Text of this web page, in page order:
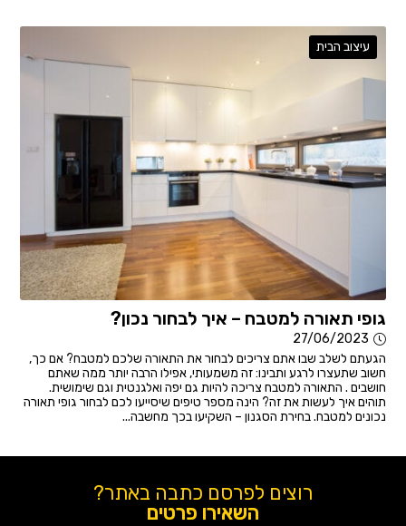
עיצוב הבית
גופי תאורה למטבח – איך לבחור נכון?
27/06/2023
הגעתם לשלב שבו אתם צריכים לבחור את התאורה שלכם למטבח? אם כך,
חשוב שתעצרו לרגע ותבינו: זה משמעותי, אפילו הרבה יותר ממה שאתם
חושבים . התאורה למטבח צריכה להיות גם יפה ואלגנטית וגם שימושית.
תוהים איך לעשות את זה? הינה מספר טיפים שיסייעו לכם לבחור גופי תאורה
נכונים למטבח. בחירת הסגנון – השקיעו בכך מחשבה...
רוצים לפרסם כתבה באתר?
השאירו פרטים